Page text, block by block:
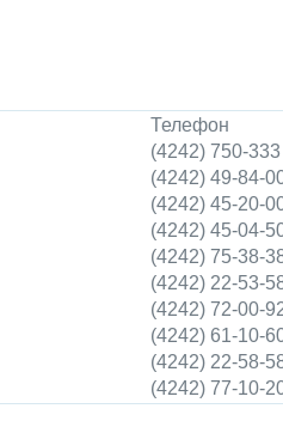
Телефон
(4242) 750-333
(4242) 49-84-
(4242) 45-20-
(4242) 45-04-
(4242) 75-38-
(4242) 22-53-
(4242) 72-00-
(4242) 61-10-
(4242) 22-58-
(4242) 77-10-